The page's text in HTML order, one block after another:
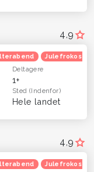
4,9
Julefrokost
Deltagere
1+
Sted(Indenfor)
Hele landet
4,9
Julefrokost